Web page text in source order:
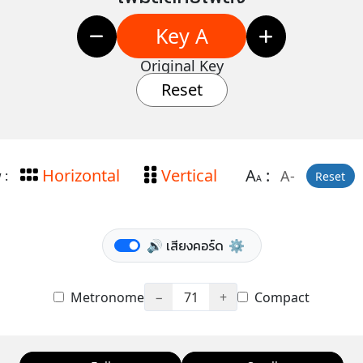
Key A
Original Key
Reset
: Horizontal Vertical AA: A- Reset
🔊 เสียงคอร์ด ⚙️
Metronome − 71 + Compact